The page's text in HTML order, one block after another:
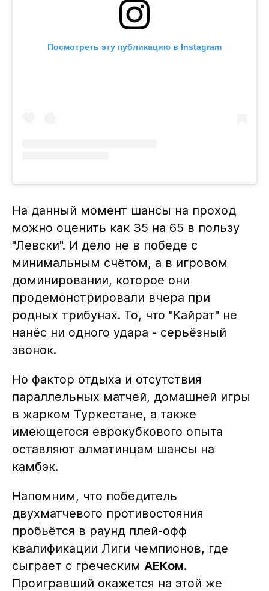
Посмотреть эту публикацию в Instagram
На данный момент шансы на проход
можно оценить как 35 на 65 в пользу
"Левски". И дело не в победе с
минимальным счётом, а в игровом
доминировании, которое они
продемонстрировали вчера при
родных трибунах. То, что "Кайрат" не
нанёс ни одного удара - серьёзный
звонок.
Но фактор отдыха и отсутствия
параллельных матчей, домашней игры
в жарком Туркестане, а также
имеющегося еврокубкового опыта
оставляют алматинцам шансы на
камбэк.
Напомним, что победитель
двухматчевого противостояния
пробьётся в раунд плей-офф
квалификации Лиги чемпионов, где
сыграет с греческим АЕКом.
Проигравший окажется на этой же